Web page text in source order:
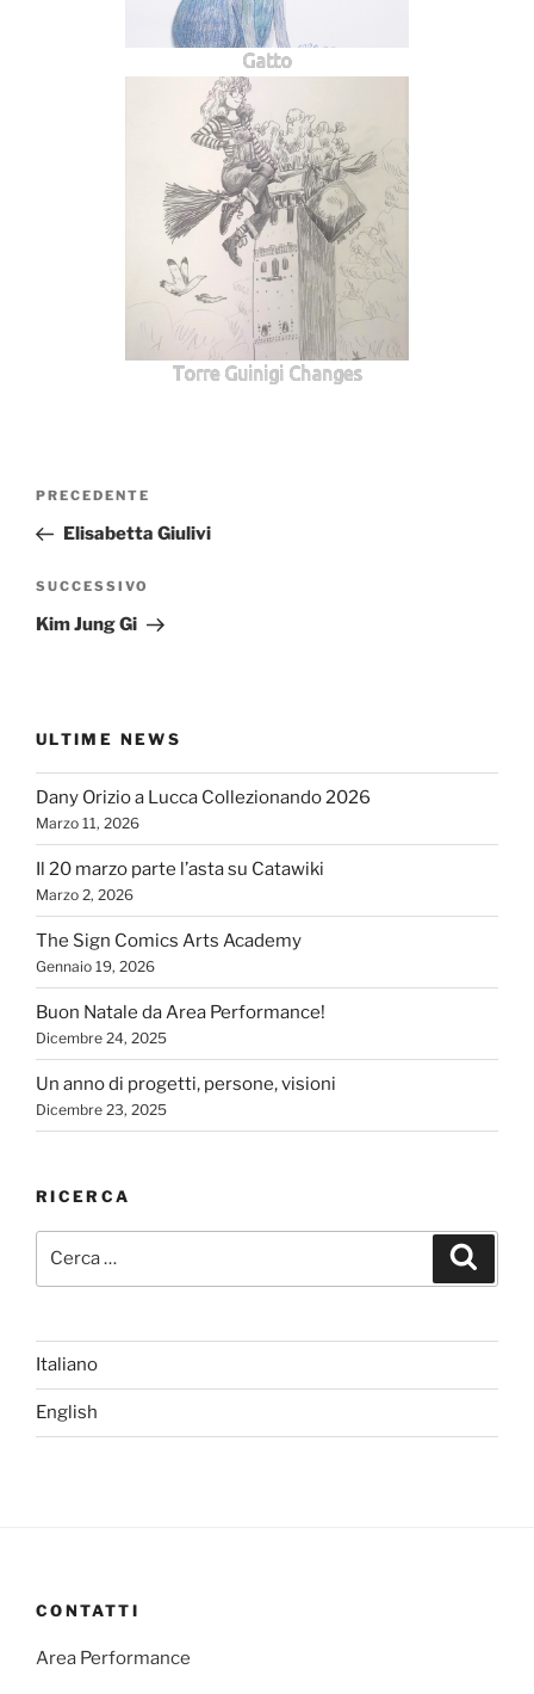
Gatto
Torre Guinigi Changes
Navigazione
Articolo
precedente:
PRECEDENTE
Elisabetta Giulivi
Articolo
successivo
SUCCESSIVO
Kim Jung Gi
ULTIME NEWS
Dany Orizio a Lucca Collezionando 2026
Marzo 11, 2026
Il 20 marzo parte l’asta su Catawiki
Marzo 2, 2026
The Sign Comics Arts Academy
Gennaio 19, 2026
Buon Natale da Area Performance!
Dicembre 24, 2025
Un anno di progetti, persone, visioni
Dicembre 23, 2025
RICERCA
Italiano
English
CONTATTI
Area Performance